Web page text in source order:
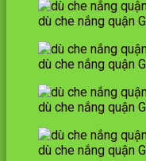
dù che nắng quận
dù che nắng quận
dù che nắng quận
dù che nắng quận